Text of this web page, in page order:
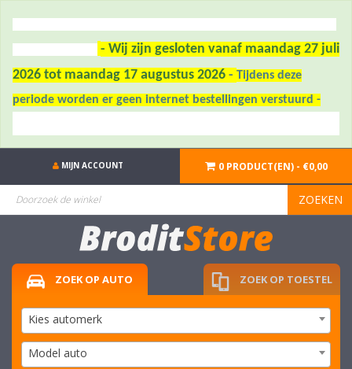
- Wij zijn gesloten vanaf maandag 27 juli
2026 tot maandag 17 augustus 2026 - Tijdens deze
periode worden er geen internet bestellingen verstuurd -
ZOEKEN
MIJN ACCOUNT 0 PRODUCT(EN) - €0,00
ZOEK OP AUTO
Kies automerk
Model auto
ZOEK OP TOESTEL